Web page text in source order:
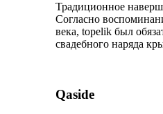
Традиционное
Согласно
века, toрelik был
свадебного наряда
Qaside